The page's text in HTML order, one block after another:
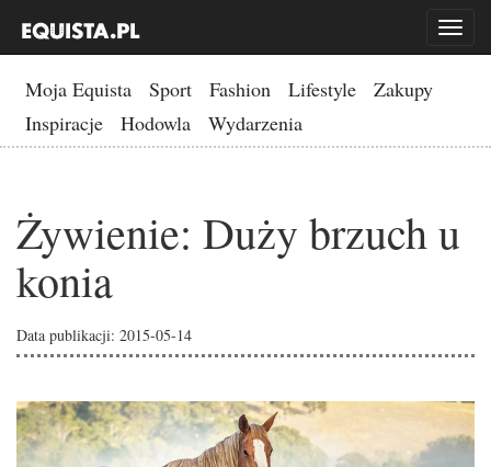
Toggle
Moja Equista Sport Fashion Lifestyle
Zakupy
Inspiracje
Hodowla Wydarzenia
Żywienie: Duży brzuch u
konia
Data publikacji: 2015-05-14